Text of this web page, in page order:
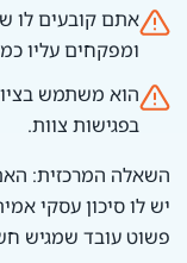
אתם קובעים לו
ומפקחים עליו
הוא משתמש
בפגישות צוות.
השאלה המרכזית:
יש לו סיכון עסקי
פשוט עובד שמגיש